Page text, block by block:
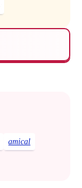
amical